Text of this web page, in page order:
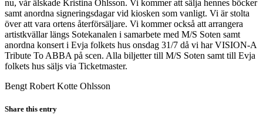
nu, vår älskade Kristina Ohlsson. Vi kommer att sälja hennes böcker
samt anordna signeringsdagar vid kiosken som vanligt. Vi är stolta
över att vara ortens återförsäljare. Vi kommer också att arrangera
artistkvällar längs Sotekanalen i samarbete med M/S Soten samt
anordna konsert i Evja folkets hus onsdag 31/7 då vi har VISION-A
Tribute To ABBA på scen. Alla biljetter till M/S Soten samt till Evja
folkets hus säljs via Ticketmaster.
Bengt Robert Kotte Ohlsson
Share this entry